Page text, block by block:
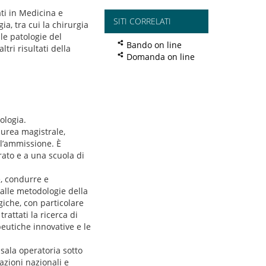
in Medicina e
tra cui la chirurgia
patologie del
risultati della
magistrale,
È
e a una scuola di
condurre e
metodologie della
con particolare
la ricerca di
innovative e le
operatoria sotto
nazionali e
SITI CORRELATI
Bando on line
Domanda on line